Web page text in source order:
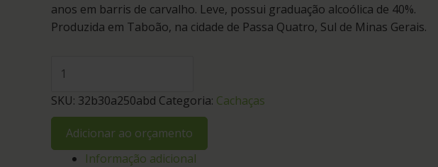
anos em barris de carvalho. Leve, possui graduação alcoólica de 40%.
Produzida em Taboão, na cidade de Passa Quatro, Sul de Minas Gerais.
SKU: 32b30a250abd Categoria: Cachaças
Adicionar ao orçamento
Informação adicional